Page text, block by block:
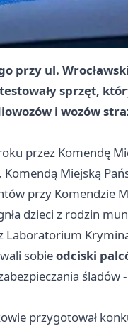
przy ul.
sprzęt,
i wozów
przez Komendę
Miejską
przy Komendzie
dzieci z rodzin
sobieodciski
śladów
przygotował